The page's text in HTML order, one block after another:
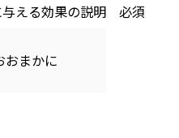
える効果の説明
おまかに